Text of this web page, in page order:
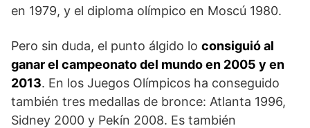
en 1979, y el diploma olímpico en Moscú 1980.
Pero sin duda, el punto álgido lo consiguió al
ganar el campeonato del mundo en 2005 y en
2013. En los Juegos Olímpicos ha conseguido
también tres medallas de bronce: Atlanta 1996,
Sidney 2000 y Pekín 2008. Es también